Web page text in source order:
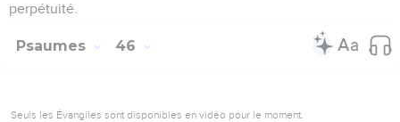
perpétuité.
Psaumes 46
Seuls les Évangiles sont disponibles en vidéo pour le moment.